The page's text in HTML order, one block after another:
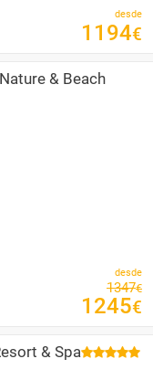
desde
1194€
& Beach
desde
1347€
1245€
& Spa